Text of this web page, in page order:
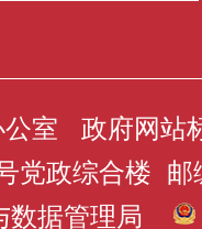
室 政府网站
党政综合楼 邮
数据管理局